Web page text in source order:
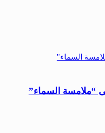
“ملامسة السماء”